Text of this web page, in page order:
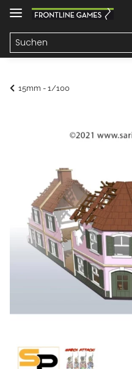
15mm - 1/100